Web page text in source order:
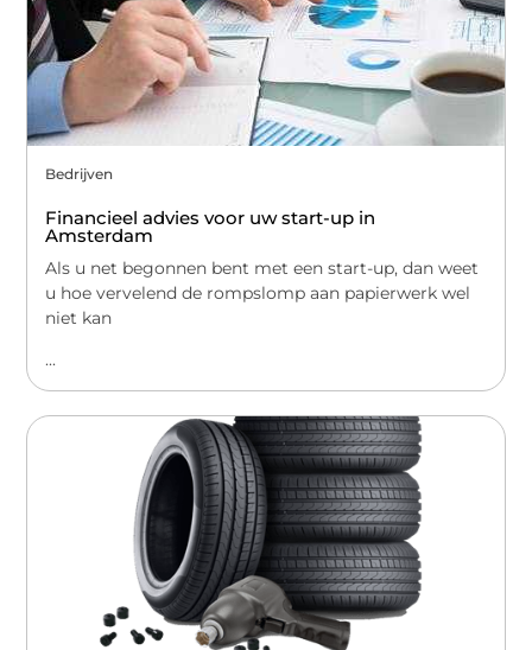
Bedrijven
Financieel advies voor uw start-up in
Amsterdam
Als u net begonnen bent met een start-up, dan weet
u hoe vervelend de rompslomp aan papierwerk wel
niet kan
...